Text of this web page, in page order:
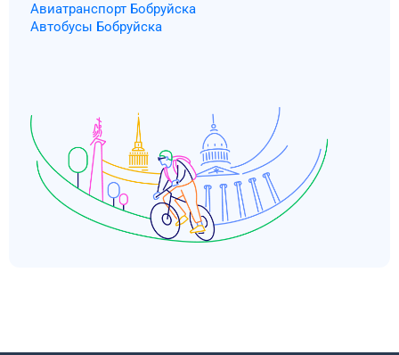
Авиатранспорт Бобруйска
Автобусы Бобруйска